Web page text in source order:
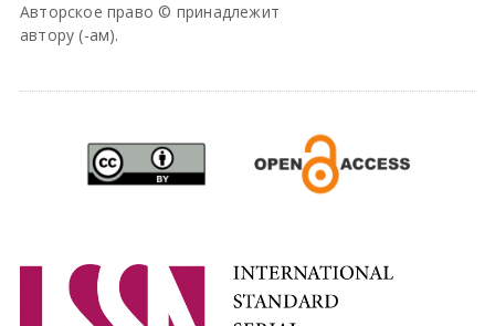
Авторское право © принадлежит
автору (-ам).